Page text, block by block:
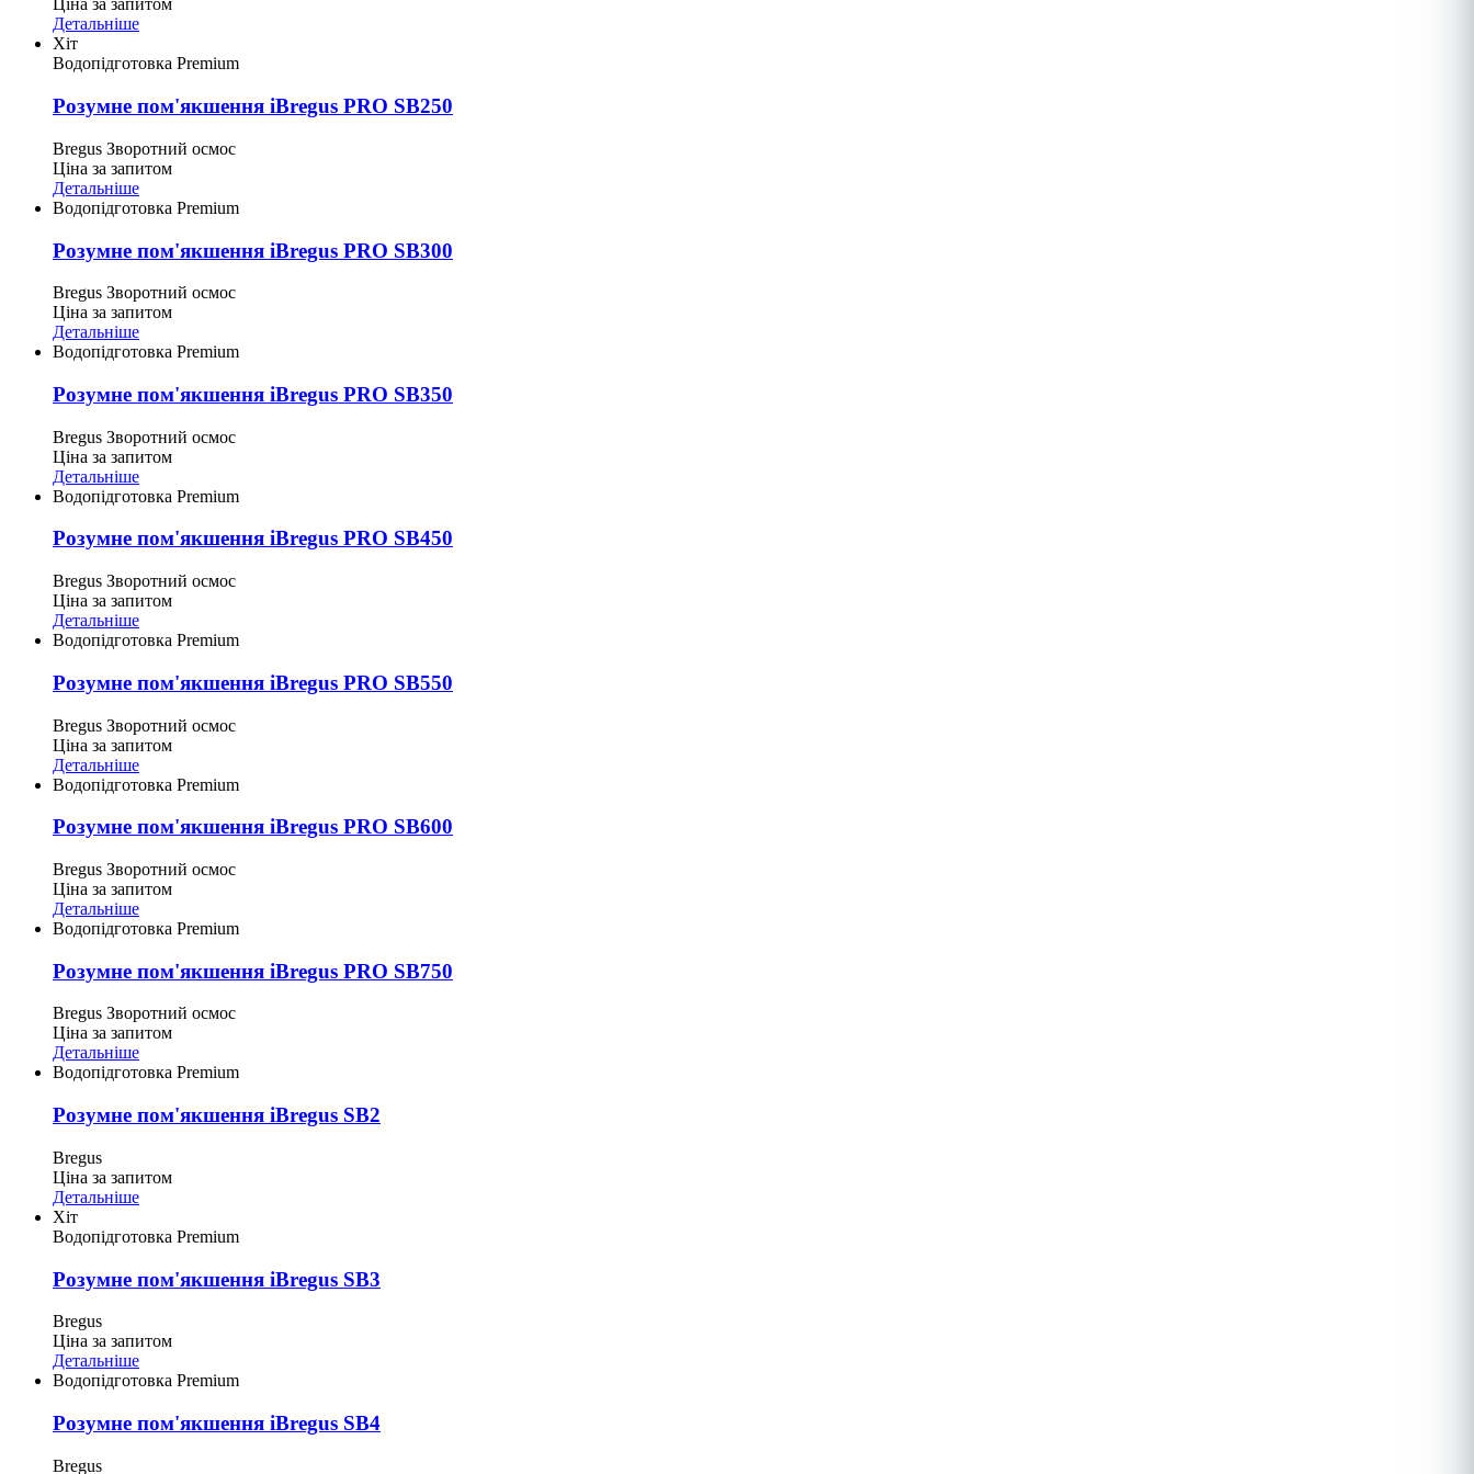
Ціна за запитом
Детальніше
Хіт
Водопідготовка Premium
Розумне пом'якшення iBregus PRO SB250
Bregus Зворотний осмос
Ціна за запитом
Детальніше
Водопідготовка Premium
Розумне пом'якшення iBregus PRO SB300
Bregus Зворотний осмос
Ціна за запитом
Детальніше
Водопідготовка Premium
Розумне пом'якшення iBregus PRO SB350
Bregus Зворотний осмос
Ціна за запитом
Детальніше
Водопідготовка Premium
Розумне пом'якшення iBregus PRO SB450
Bregus Зворотний осмос
Ціна за запитом
Детальніше
Водопідготовка Premium
Розумне пом'якшення iBregus PRO SB550
Bregus Зворотний осмос
Ціна за запитом
Детальніше
Водопідготовка Premium
Розумне пом'якшення iBregus PRO SB600
Bregus Зворотний осмос
Ціна за запитом
Детальніше
Водопідготовка Premium
Розумне пом'якшення iBregus PRO SB750
Bregus Зворотний осмос
Ціна за запитом
Детальніше
Водопідготовка Premium
Розумне пом'якшення iBregus SB2
Bregus
Ціна за запитом
Детальніше
Хіт
Водопідготовка Premium
Розумне пом'якшення iBregus SB3
Bregus
Ціна за запитом
Детальніше
Водопідготовка Premium
Розумне пом'якшення iBregus SB4
Bregus